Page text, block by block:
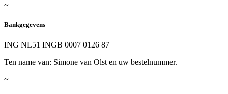
~
Bankgegevens
ING NL51 INGB 0007 0126 87
Ten name van: Simone van Olst en uw bestelnummer.
~